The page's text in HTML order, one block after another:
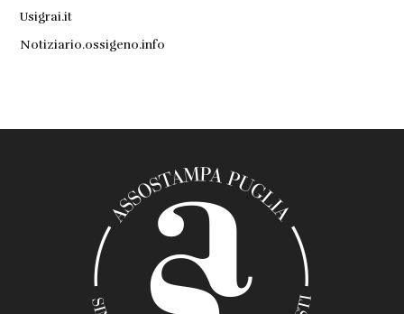
Usigrai.it
Notiziario.ossigeno.info